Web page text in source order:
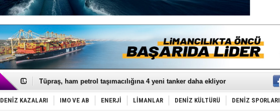
Anadolu Tersanesi EYDEP’te A sertifikası alan ilk tersane oldu
Tüpraş, ham petrol taşımacılığına 4 yeni tanker daha ekliyor
İTU AUV, Dünya’da 2. oldu!
LNG taşımacılığında maliyetler katlandı
PROYAD, yat mürettebatı için yurt dışı harcı için düzenleme istiyor
DENİZ KAZALARI IMO VE AB ENERJİ LİMANLAR DENİZ KÜLTÜRÜ DENİZ SPORLARI